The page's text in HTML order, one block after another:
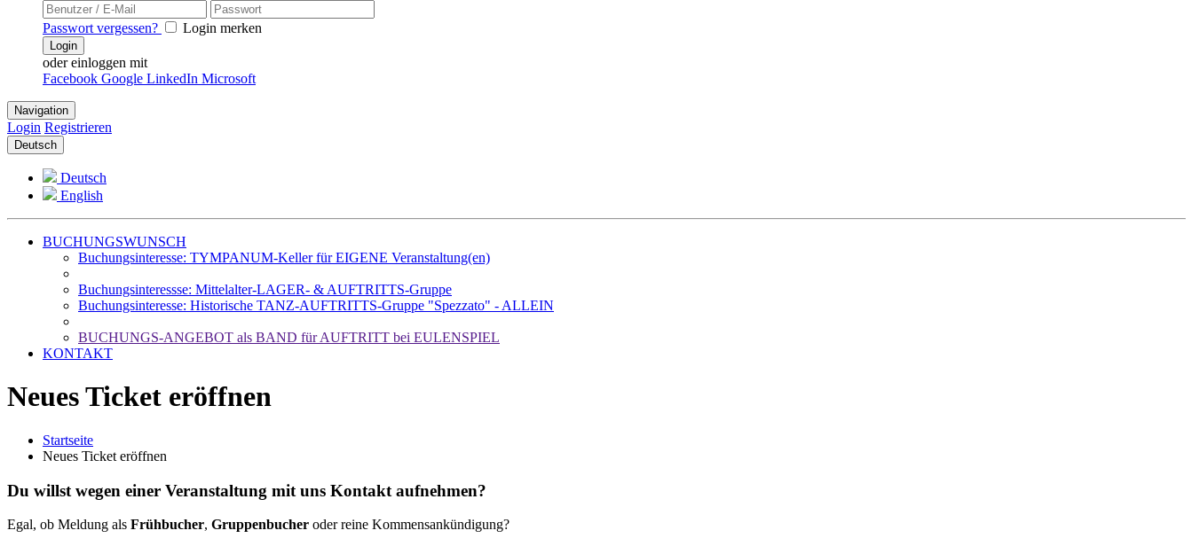
Passwort vergessen? Login merken
Login
oder einloggen mit
Facebook Google LinkedIn Microsoft
Navigation
Login Registrieren
Deutsch
Deutsch
English
BUCHUNGSWUNSCH
Buchungsinteresse: TYMPANUM-Keller für EIGENE Veranstaltung(en)
Buchungsinteressse: Mittelalter-LAGER- & AUFTRITTS-Gruppe
Buchungsinteresse: Historische TANZ-AUFTRITTS-Gruppe "Spezzato" - ALLEIN
BUCHUNGS-ANGEBOT als BAND für AUFTRITT bei EULENSPIEL
KONTAKT
Neues Ticket eröffnen
Startseite
Neues Ticket eröffnen
Du willst wegen einer Veranstaltung mit uns Kontakt aufnehmen?
Egal, ob Meldung als Frühbucher, Gruppenbucher oder reine Kommensankündigung?